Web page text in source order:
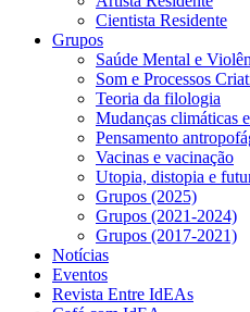
Cientista Residente
Grupos
Saúde Mental e
Som e Processos
Teoria da filologia
Mudanças climáticas
Pensamento
Vacinas e vacinação
Utopia, distopia e
Grupos (2025)
Grupos (2021-2024)
Grupos (2017-2021)
Notícias
Eventos
Revista Entre IdEAs